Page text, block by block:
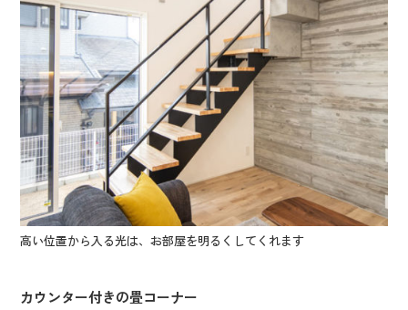
高い位置から入る光は、お部屋を明るくしてくれます
カウンター付きの畳コーナー